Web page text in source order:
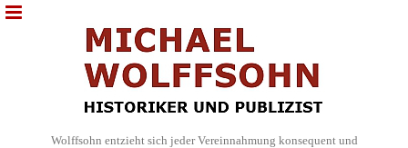
Wolffsohn entzieht sich jeder Vereinnahmung konsequent und